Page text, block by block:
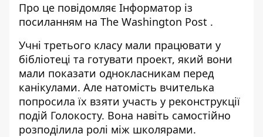
Про це повідомляє Інформатор із
посиланням на The Washington Post .
Учні третього класу мали працювати у
бібліотеці та готувати проект, який вони
мали показати однокласникам перед
канікулами. Але натомість вчителька
попросила їх взяти участь у реконструкції
подій Голокосту. Вона навіть самостійно
розподілила ролі між школярами.